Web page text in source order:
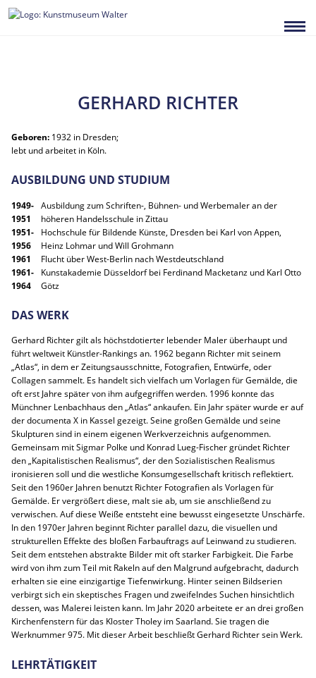
Zum
Inhalt
GERHARD RICHTER
Geboren: 1932 in Dresden;
lebt und arbeitet in Köln.
AUSBILDUNG UND STUDIUM
1949-
1951
Ausbildung zum Schriften-, Bühnen- und Werbemaler an der
höheren Handelsschule in Zittau
1951-
1956
Hochschule für Bildende Künste, Dresden bei Karl von Appen,
Heinz Lohmar und Will Grohmann
1961
Flucht über West-Berlin nach Westdeutschland
1961-
1964
Kunstakademie Düsseldorf bei Ferdinand Macketanz und Karl Otto
Götz
DAS WERK
Gerhard Richter gilt als höchstdotierter lebender Maler überhaupt und
führt weltweit Künstler-Rankings an. 1962 begann Richter mit seinem
„Atlas“, in dem er Zeitungsausschnitte, Fotografien, Entwürfe, oder
Collagen sammelt. Es handelt sich vielfach um Vorlagen für Gemälde, die
oft erst Jahre später von ihm aufgegriffen werden. 1996 konnte das
Münchner Lenbachhaus den „Atlas“ ankaufen. Ein Jahr später wurde er auf
der documenta X in Kassel gezeigt. Seine großen Gemälde und seine
Skulpturen sind in einem eigenen Werkverzeichnis aufgenommen.
Gemeinsam mit Sigmar Polke und Konrad Lueg-Fischer gründet Richter
den „Kapitalistischen Realismus“, der den Sozialistischen Realismus
ironisieren soll und die westliche Konsumgesellschaft kritisch reflektiert.
Seit den 1960er Jahren benutzt Richter Fotografien als Vorlagen für
Gemälde. Er vergrößert diese, malt sie ab, um sie anschließend zu
verwischen. Auf diese Weiße entsteht eine bewusst eingesetzte Unschärfe.
In den 1970er Jahren beginnt Richter parallel dazu, die visuellen und
strukturellen Effekte des bloßen Farbauftrags auf Leinwand zu studieren.
Seit dem entstehen abstrakte Bilder mit oft starker Farbigkeit. Die Farbe
wird von ihm zum Teil mit Rakeln auf den Malgrund aufgebracht, dadurch
erhalten sie eine einzigartige Tiefenwirkung. Hinter seinen Bildserien
verbirgt sich ein skeptisches Fragen und zweifelndes Suchen hinsichtlich
dessen, was Malerei leisten kann. Im Jahr 2020 arbeitete er an drei großen
Kirchenfenstern für das Kloster Tholey im Saarland. Sie tragen die
Werknummer 975. Mit dieser Arbeit beschließt Gerhard Richter sein Werk.
LEHRTÄTIGKEIT